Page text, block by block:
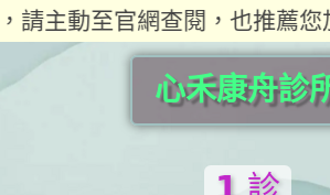
請主動至官網查閱，也推薦您
心禾康舟診